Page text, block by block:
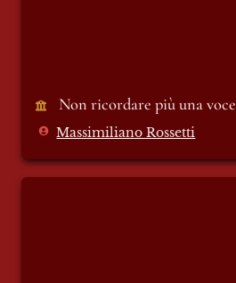
Non ricordare più una voce
Massimiliano Rossetti